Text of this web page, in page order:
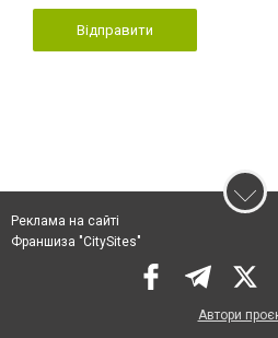
Відправити
Реклама на сайті
Франшиза "CitySites"
Автори